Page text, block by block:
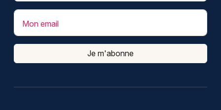
Mon email
Je m'abonne